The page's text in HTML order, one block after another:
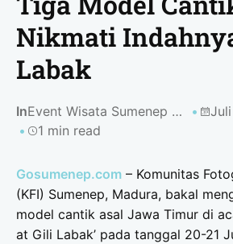
Nikmati
Labak
In Event Wisata Sumenep 2024
1 min read
Gosumenep.com – Komunitas
(KFI) Sumenep, Madura, bakal
model cantik asal Jawa Timur di
at Gili Labak’ pada tanggal 20-21